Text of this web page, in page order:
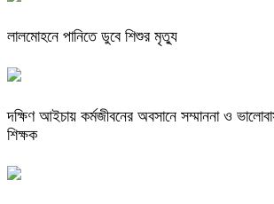
লালমোহনে পানিতে ডুবে শিশুর মৃত্যু
দক্ষিণ আইচায় কর্মজীবনের অবসানে সম্মাননা ও
শিক্ষক